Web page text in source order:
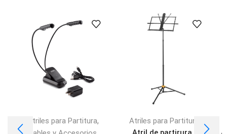
Atriles para Partitura,
Atriles para Partitura